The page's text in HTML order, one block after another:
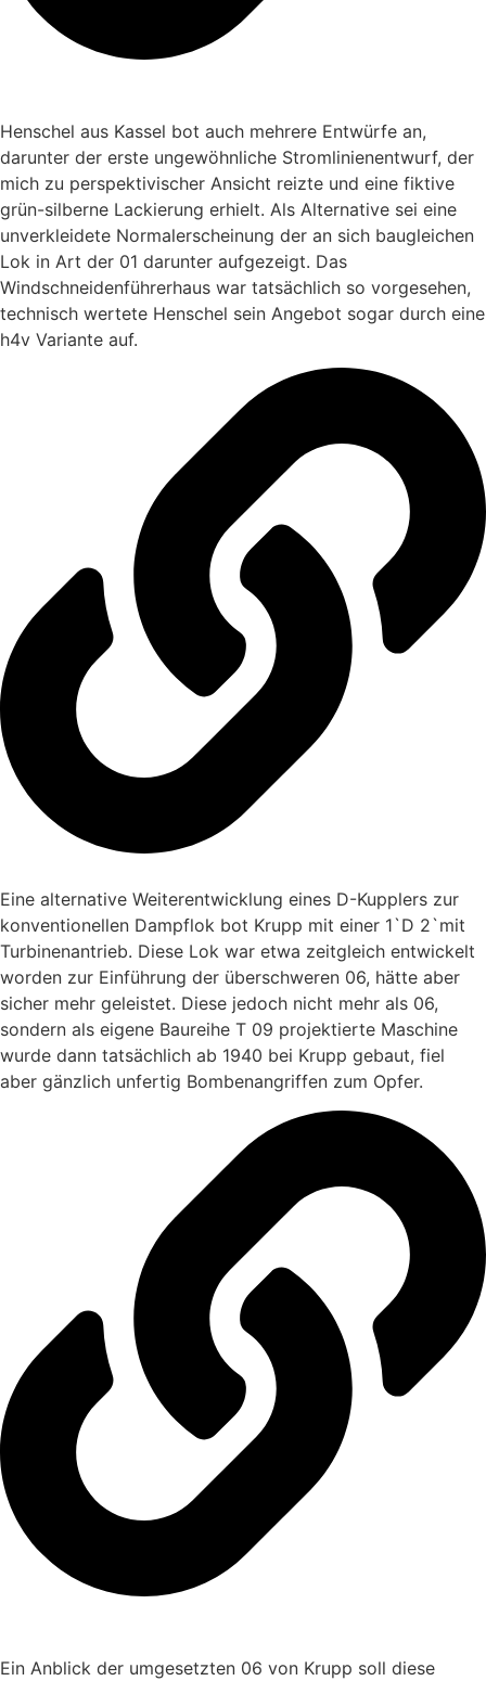
Henschel aus Kassel bot auch mehrere Entwürfe an,
darunter der erste ungewöhnliche Stromlinienentwurf, der
mich zu perspektivischer Ansicht reizte und eine fiktive
grün-silberne Lackierung erhielt. Als Alternative sei eine
unverkleidete Normalerscheinung der an sich baugleichen
Lok in Art der 01 darunter aufgezeigt. Das
Windschneidenführerhaus war tatsächlich so vorgesehen,
technisch wertete Henschel sein Angebot sogar durch eine
h4v Variante auf.
Eine alternative Weiterentwicklung eines D-Kupplers zur
konventionellen Dampflok bot Krupp mit einer 1`D 2`mit
Turbinenantrieb. Diese Lok war etwa zeitgleich entwickelt
worden zur Einführung der überschweren 06, hätte aber
sicher mehr geleistet. Diese jedoch nicht mehr als 06,
sondern als eigene Baureihe T 09 projektierte Maschine
wurde dann tatsächlich ab 1940 bei Krupp gebaut, fiel
aber gänzlich unfertig Bombenangriffen zum Opfer.
Ein Anblick der umgesetzten 06 von Krupp soll diese